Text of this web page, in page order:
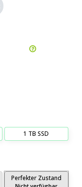
1 TB SSD
Perfekter Zustand